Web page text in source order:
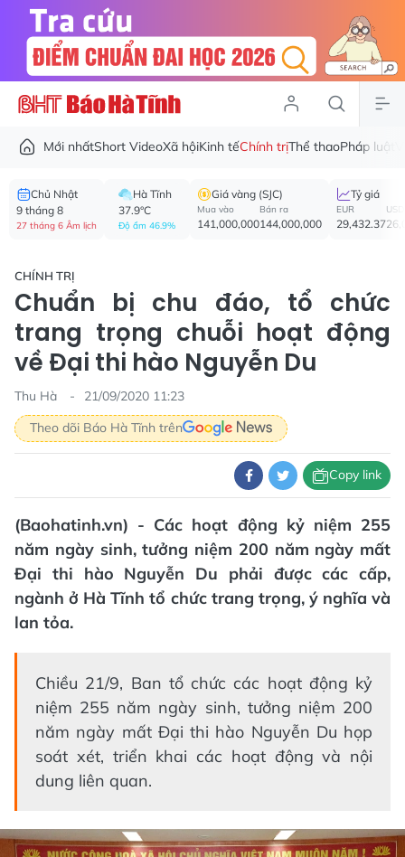
Mới nhấtShort VideoXã hộiKinh tếChính trịThể thaoPháp luật
Chủ Nhật
9 tháng 8
27 tháng 6 Âm lịch
Hà Tĩnh
37.9°C
Độ ẩm 46.9%
Giá vàng (SJC)
Mua vào
141,000,000
Bán ra
144,000,000
Tỷ giá
EUR
29,432.37
USD
CHÍNH TRỊ
Chuẩn bị chu đáo, tổ chức
trang trọng chuỗi hoạt động
về Đại thi hào Nguyễn Du
Thu Hà
21/09/2020 11:23
Theo dõi Báo Hà Tĩnh trên
Copy link
(Baohatinh.vn) - Các hoạt động kỷ niệm 255
năm ngày sinh, tưởng niệm 200 năm ngày mất
Đại thi hào Nguyễn Du phải được các cấp,
ngành ở Hà Tĩnh tổ chức trang trọng, ý nghĩa và
lan tỏa.
Chiều 21/9, Ban tổ chức các hoạt động kỷ
niệm 255 năm ngày sinh, tưởng niệm 200
năm ngày mất Đại thi hào Nguyễn Du họp
soát xét, triển khai các hoạt động và nội
dung liên quan.